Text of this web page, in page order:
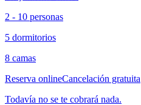
2 - 10 personas
5 dormitorios
8 camas
Reserva onlineCancelación gratuita
Todavía no se te cobrará nada.